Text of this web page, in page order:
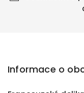
Informace o